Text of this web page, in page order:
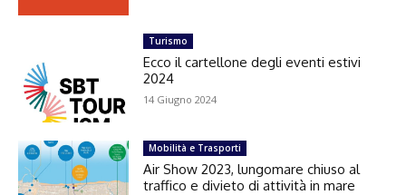
Turismo
Ecco il cartellone degli eventi estivi
2024
14 Giugno 2024
Mobilità e Trasporti
Air Show 2023, lungomare chiuso al
traffico e divieto di attività in mare